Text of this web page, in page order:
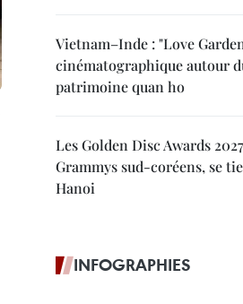
Vietnam–Inde : "Love
cinématographique autour
patrimoine quan ho
Les Golden Disc Awards
Grammys sud-coréens, se
Hanoi
INFOGRAPHIES